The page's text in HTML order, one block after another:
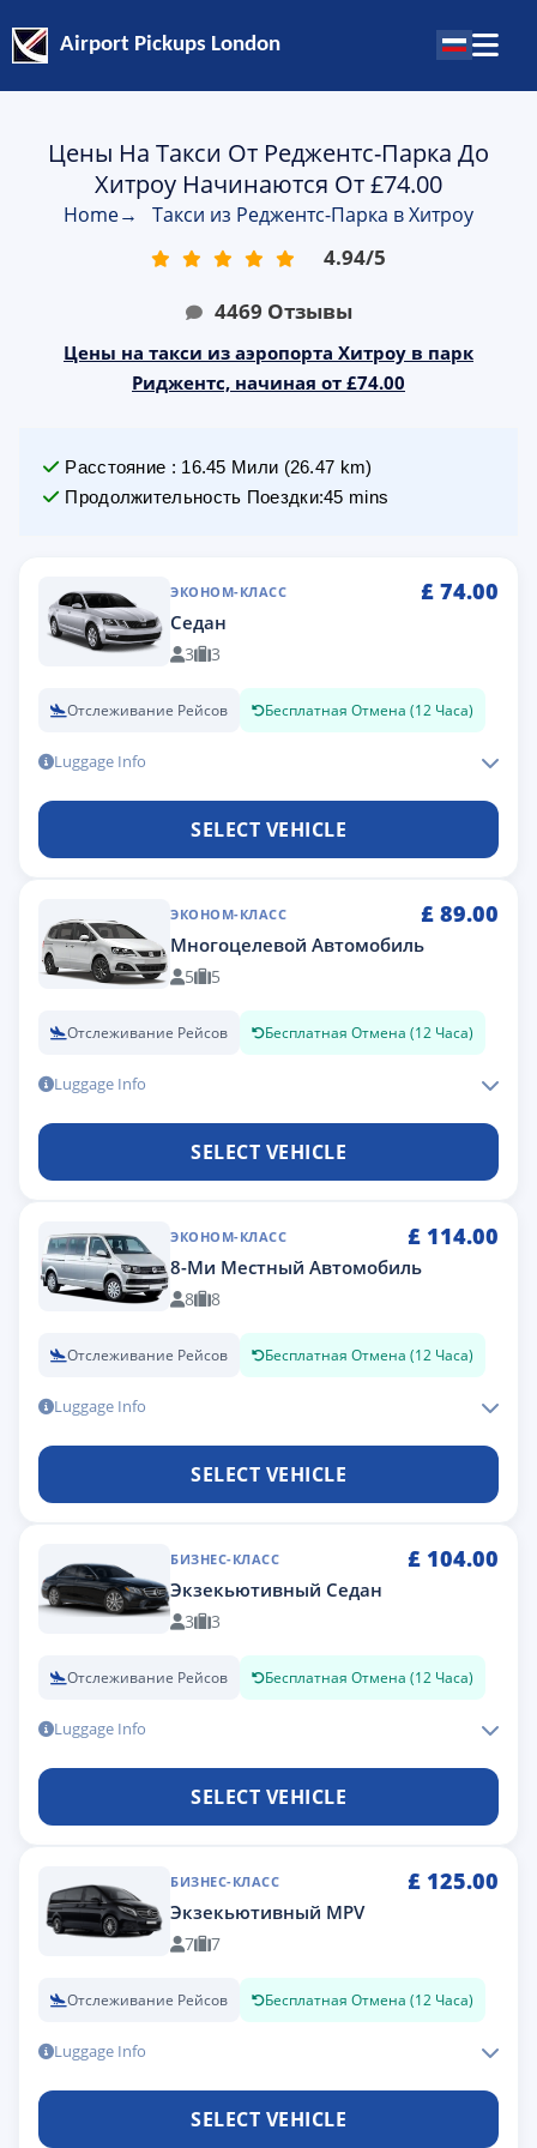
Airport Pickups London
Цены На Такси От Реджентс-Парка До
Хитроу Начинаются От £74.00
Home→ Такси из Реджентс-Парка в Хитроу
4.94/5
4469 Отзывы
Цены на такси из аэропорта Хитроу в парк
Риджентс, начиная от £74.00
Расстояние : 16.45 Мили (26.47 km)
Продолжительность Поездки:45 mins
ЭКОНОМ-КЛАСС £ 74.00
Седан
3 3
Отслеживание Рейсов Бесплатная Отмена (12 Часа)
Luggage Info
SELECT VEHICLE
ЭКОНОМ-КЛАСС £ 89.00
Многоцелевой Автомобиль
5 5
Отслеживание Рейсов Бесплатная Отмена (12 Часа)
Luggage Info
SELECT VEHICLE
ЭКОНОМ-КЛАСС £ 114.00
8-Ми Местный Автомобиль
8 8
Отслеживание Рейсов Бесплатная Отмена (12 Часа)
Luggage Info
SELECT VEHICLE
БИЗНЕС-КЛАСС £ 104.00
Экзекьютивный Седан
3 3
Отслеживание Рейсов Бесплатная Отмена (12 Часа)
Luggage Info
SELECT VEHICLE
БИЗНЕС-КЛАСС £ 125.00
Экзекьютивный MPV
7 7
Отслеживание Рейсов Бесплатная Отмена (12 Часа)
Luggage Info
SELECT VEHICLE